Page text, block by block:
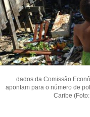
dados da Comissão
apontam para o número de
Caribe